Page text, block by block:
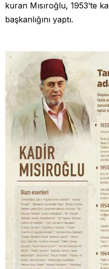
kuran Mısıroğlu, 1953’te
başkanlığını yaptı.